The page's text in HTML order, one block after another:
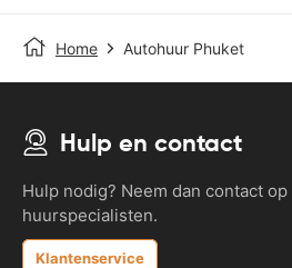
Home Autohuur Phuket
Hulp en contact
Hulp nodig? Neem dan contact
huurspecialisten.
Klantenservice